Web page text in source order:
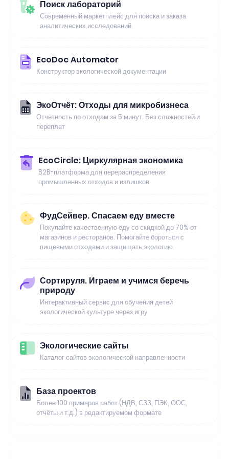
Поиск лабораторий
Современный маркетплейс для поиска и заказа
аналитических исследований
EcoDoc Automator
Конструктор экологической документации
ЭкоОтчёт: Отходы для микробизнеса
Отчётность по отходам за 5 минут. Без сложностей и
переплат
EcoCircle: Циркулярная экономика
B2B-платформа для перераспределения
промышленных отходов и излишков
ФудСейвер. Спасаем еду вместе
Покупайте качественную еду со скидкой до 70% от
магазинов и ресторанов. Помогайте бороться с
пищевыми отходами и защищать экологию
Сортируля. Играем и учимся беречь
природу
Интерактивный сервис для обучения детей
экологической культуре через игру
Экологические сайты
Каталог сайтов экологической направленности
База проектов
Более 100 примеров работ (НДВ, СЗЗ, ПЭК, ООС,
отчёты и т.д.) в редактируемом формате